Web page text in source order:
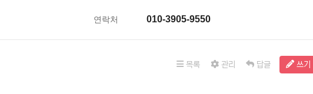
연락처 010-3905-9550
목록 관리 답글 쓰기